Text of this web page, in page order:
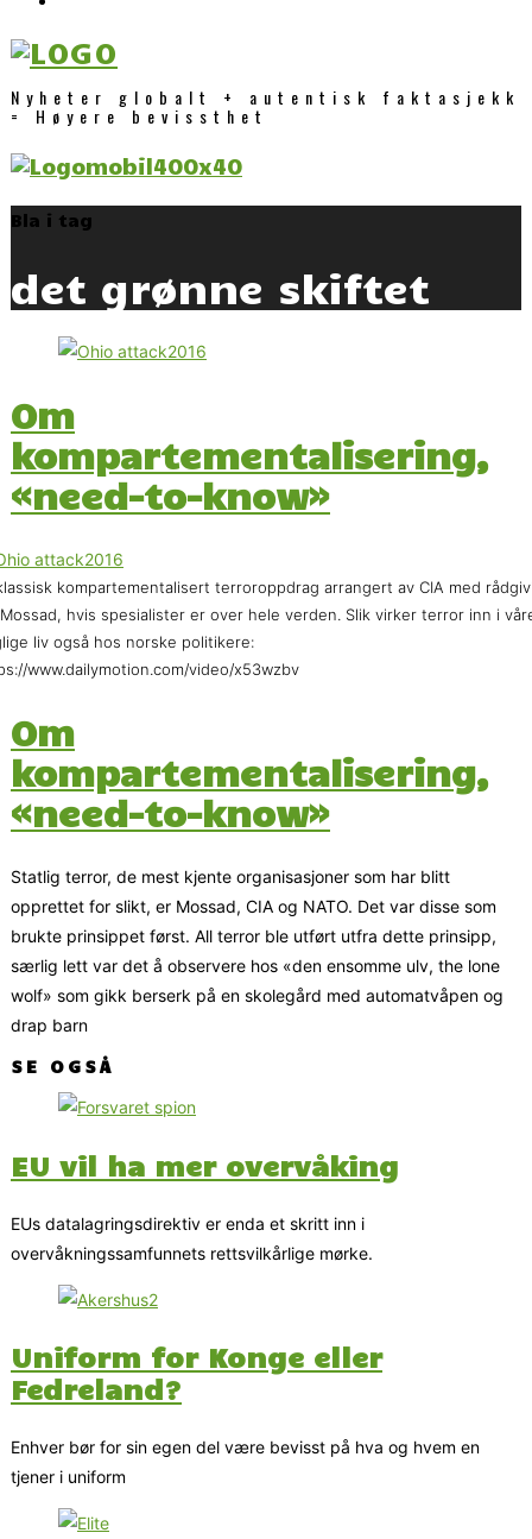
Nyheter globalt + autentisk faktasjekk
= Høyere bevissthet
Bla i tag
det grønne skiftet
Om
kompartementalisering,
«need-to-know»
kompartementalisert terroroppdrag arrangert av CIA med
hvis spesialister er over hele verden. Slik virker terror inn i
liv også hos norske politikere:
www.dailymotion.com/video/x53wzbv
Om
kompartementalisering,
«need-to-know»
Statlig terror, de mest kjente organisasjoner som har blitt
opprettet for slikt, er Mossad, CIA og NATO. Det var disse som
brukte prinsippet først. All terror ble utført utfra dette prinsipp,
særlig lett var det å observere hos «den ensomme ulv, the lone
wolf» som gikk berserk på en skolegård med automatvåpen og
drap barn
SE OGSÅ
EU vil ha mer overvåking
EUs datalagringsdirektiv er enda et skritt inn i
overvåkningssamfunnets rettsvilkårlige mørke.
Uniform for Konge eller
Fedreland?
Enhver bør for sin egen del være bevisst på hva og hvem en
tjener i uniform